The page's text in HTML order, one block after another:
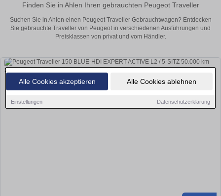
Alle Cookies akzeptieren Alle Cookies ablehnen
Einstellungen Datenschutzerklärung
Finden Sie in Ahlen Ihren gebrauchten Peugeot Traveller
Suchen Sie in Ahlen einen Peugeot Traveller Gebrauchtwagen? Entdecken
Sie gebrauchte Traveller von Peugeot in verschiedenen Ausführungen und
Preisklassen von privat und vom Händler.